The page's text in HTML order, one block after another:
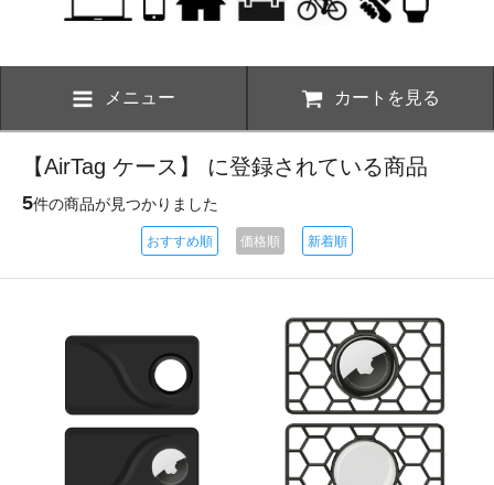
メニュー カートを見る
【AirTag ケース】 に登録されている商品
5件の商品が見つかりました
おすすめ順 価格順 新着順